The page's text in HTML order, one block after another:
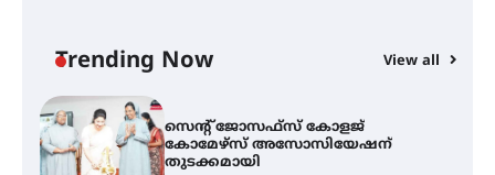
Trending Now View all
വെള്ളിയാഴ്ച സ്‌ക്രീൻ ചെയ്യുന്നു
സെന്റ് ജോസഫ്സ് കോളജ്
കോമേഴ്‌സ് അസോസിയേഷന്
തുടക്കമായി